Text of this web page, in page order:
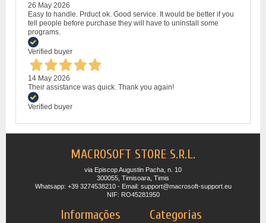
26 May 2026
Easy to handle. Prduct ok. Good service. It would be better if you
tell people before purchase they will have to uninstall some
programs.
Verified buyer
14 May 2026
Their assistance was quick. Thank you again!
Verified buyer
MACROSOFT STORE S.R.L.
via Episcop Augustin Pacha, n. 10
300055, Timisoara, Timis
Whatsapp: +39 3274538210 - Email: support@macrosoft-support.eu
NIF: RO45281950
Informações Categorias